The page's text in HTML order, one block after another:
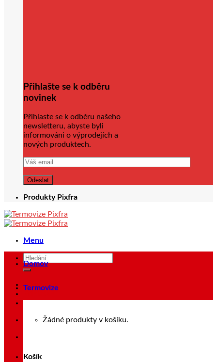
Přihlašte se k odběru
novinek
Přihlaste se k odběru našeho
newsletteru, abyste byli
informováni o výprodejích a
nových produktech.
Produkty Pixfra
Menu
Hledat:
Přihlášení
Žádné produkty v košíku.
Košík
Domov
Termovize